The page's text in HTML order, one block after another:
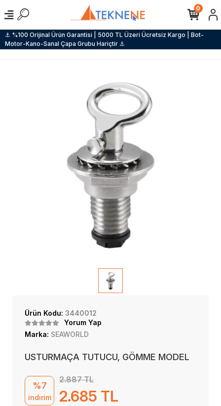
⚓ %100 Orijinal Ürün Garantisi | 5000 TL Üzeri Ücretsiz Kargo | Bot-
Motor-Kano-Sanal Çapa Grubu Hariçtir ⚓
0
Ürün Kodu: 3440012
Yorum Yap
Marka: SEAWORLD
USTURMAÇA TUTUCU, GÖMME MODEL
%7
indirim
2.887 TL
2.685 TL